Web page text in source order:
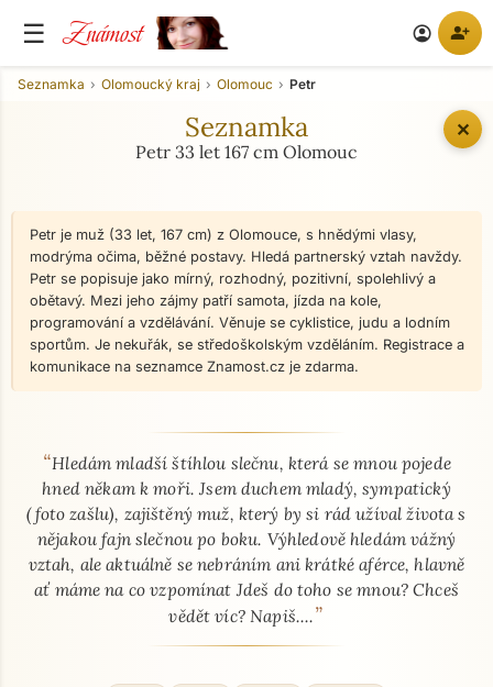
☰ Známost account_circle person_add
✕
Seznamka Olomoucký kraj Olomouc Petr
Seznamka
Petr 33 let 167 cm Olomouc
Petr je muž (33 let, 167 cm) z Olomouce, s hnědými vlasy,
modrýma očima, běžné postavy. Hledá partnerský vztah navždy.
Petr se popisuje jako mírný, rozhodný, pozitivní, spolehlivý a
obětavý. Mezi jeho zájmy patří samota, jízda na kole,
programování a vzdělávání. Věnuje se cyklistice, judu a lodním
sportům. Je nekuřák, se středoškolským vzděláním. Registrace a
komunikace na seznamce Znamost.cz je zdarma.
O mně - seznamka profil
“Hledám mladší štíhlou slečnu, která se mnou pojede
hned někam k moři. Jsem duchem mladý, sympatický
(foto zašlu), zajištěný muž, který by si rád užíval života s
nějakou fajn slečnou po boku. Výhledově hledám vážný
vztah, ale aktuálně se nebráním ani krátké aférce, hlavně
ať máme na co vzpomínat Jdeš do toho se mnou? Chceš
vědět víc? Napiš....”